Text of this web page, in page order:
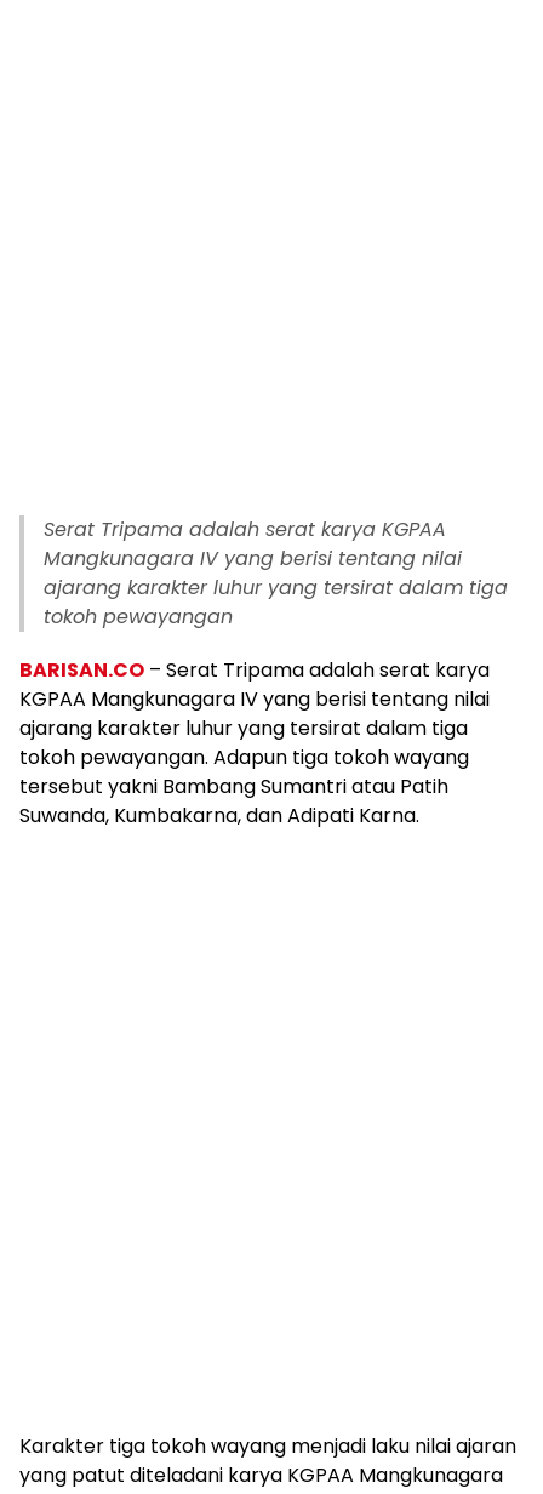
Serat Tripama adalah serat karya KGPAA
Mangkunagara IV yang berisi tentang nilai
ajarang karakter luhur yang tersirat dalam tiga
tokoh pewayangan
BARISAN.CO – Serat Tripama adalah serat karya
KGPAA Mangkunagara IV yang berisi tentang nilai
ajarang karakter luhur yang tersirat dalam tiga
tokoh pewayangan. Adapun tiga tokoh wayang
tersebut yakni Bambang Sumantri atau Patih
Suwanda, Kumbakarna, dan Adipati Karna.
Karakter tiga tokoh wayang menjadi laku nilai ajaran
yang patut diteladani karya KGPAA Mangkunagara